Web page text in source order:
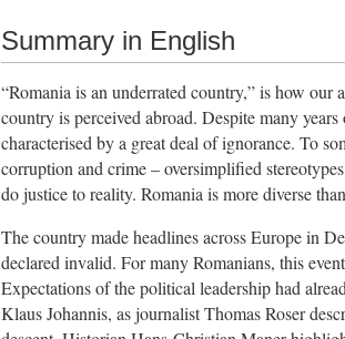
Summary in English
“Romania is an underrated country,” is how
country is perceived abroad. Despite many
characterised by a great deal of ignorance. To
corruption and crime – oversimplified
do justice to reality. Romania is more diverse
The country made headlines across Europe in
declared invalid. For many Romanians, this
Expectations of the political leadership had
Klaus Johannis, as journalist Thomas Roser